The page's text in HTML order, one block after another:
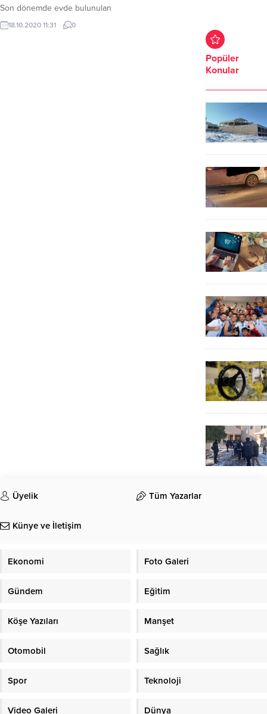
Son dönemde evde bulunulan
sürenin de artmasıyla
hareketsizliğe neden olan corona
18.10.2020 11:31 0
Popüler
Konular
Üyelik Tüm Yazarlar
Künye ve İletişim
Ekonomi Foto Galeri
Gündem Eğitim
Köşe Yazıları Manşet
Otomobil Sağlık
Spor Teknoloji
Video Galeri Dünya